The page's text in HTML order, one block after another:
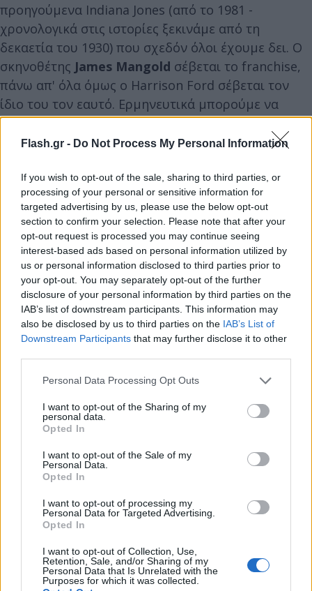
Flash.gr - Do Not Process My Personal Information
If you wish to opt-out of the sale, sharing to third parties, or
processing of your personal or sensitive information for
targeted advertising by us, please use the below opt-out
section to confirm your selection. Please note that after your
opt-out request is processed you may continue seeing
interest-based ads based on personal information utilized by
us or personal information disclosed to third parties prior to
your opt-out. You may separately opt-out of the further
disclosure of your personal information by third parties on the
IAB’s list of downstream participants. This information may
also be disclosed by us to third parties on the IAB’s List of
Downstream Participants that may further disclose it to other
Please note that this website/app uses one or more Google
not limited to your visit or usage behaviour. You may click to
grant or deny consent to Google and its third-party tags to
use your data for below specified purposes in below Google
consent section.
Personal Data Processing Opt Outs
I want to opt-out of the Sharing of my
personal data.
Opted In
I want to opt-out of the Sale of my
Personal Data.
Opted In
I want to opt-out of processing my
Personal Data for Targeted Advertising.
Opted In
I want to opt-out of Collection, Use,
Retention, Sale, and/or Sharing of my
Personal Data that Is Unrelated with the
Purposes for which it was collected.
προηγούμενα Indiana Jones (από το 1981 -
χρονολογικά στις ιστορίες ξεκινάμε από τη
δεκαετία του 1930) που σχεδόν όλοι έχουμε δει. Ο
σκηνοθέτης James Mangold σέβεται το franchise,
πάνω απ' όλα όμως ο Harrison Ford σέβεται τον
ίδιο του τον εαυτό. Ερμηνευτικά μπορούμε να
πούμε ότι είναι άψογος και ο ίδιος έχει
συμβιβαστεί με την ηλικία του τόσο για τις ανάγκες
ζωής. Μην κρυβόμαστε,ο Ίντιέχει μεγαλώσει
γενιές και γενιές (ξεκίνησε τυχαία από τα Star Wars
ως Han Solo το 1977). Τον λατρέψαμε για το
χιούμορ του και τις σκηνές δράσης(με τα
αυτοκίνητα το παρακάνουν και λίγο στην Ταγγέρη,
αλλά είναι Σινεμά)του.